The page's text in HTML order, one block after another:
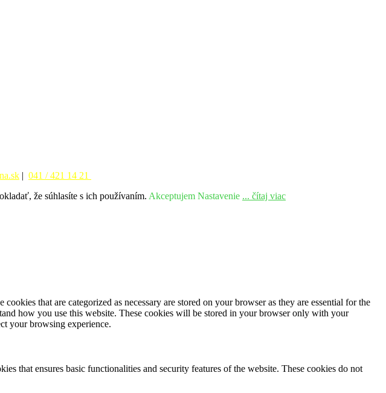
| 041 / 421 14 21
že súhlasíte s ich používaním. Akceptujem Nastavenie ... čítaj viac
that are categorized as necessary are stored on your browser as they are essential for the
how you use this website. These cookies will be stored in your browser only with your
your browsing experience.
that ensures basic functionalities and security features of the website. These cookies do not